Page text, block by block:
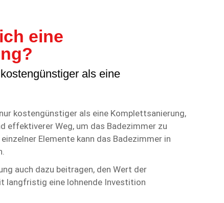
eine
als eine
kostengünstiger als eine Komplettsanierung,
effektiverer Weg, um das Badezimmer zu
Elemente kann das Badezimmer in
auch dazu beitragen, den Wert der
langfristig eine lohnende Investition